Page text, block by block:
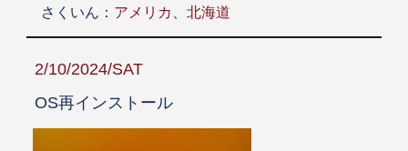
さくいん： アメリカ 北海道
2/10/2024/SAT
OS再インストール